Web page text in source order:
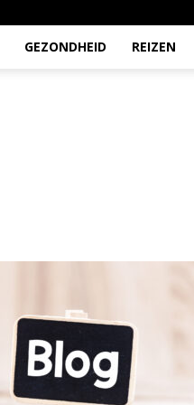
GEZONDHEID REIZEN